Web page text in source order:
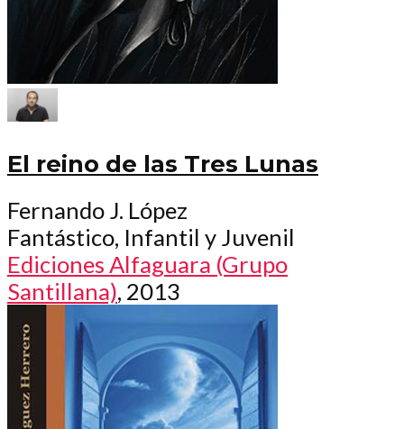
El reino de las Tres Lunas
Fernando J. López
Fantástico, Infantil y Juvenil
Ediciones Alfaguara (Grupo
Santillana), 2013